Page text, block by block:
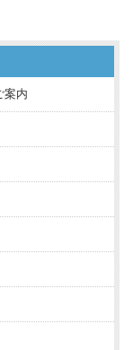
案内